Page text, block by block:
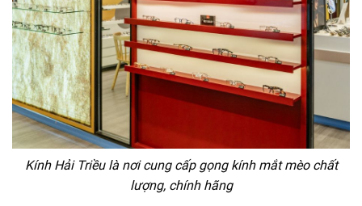
Kính Hải Triều là nơi cung cấp gọng kính mắt mèo chất
lượng, chính hãng